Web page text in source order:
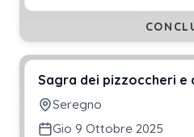
Sagra dei pizzoccheri e
Seregno
Gio 9 Ottobre 2025